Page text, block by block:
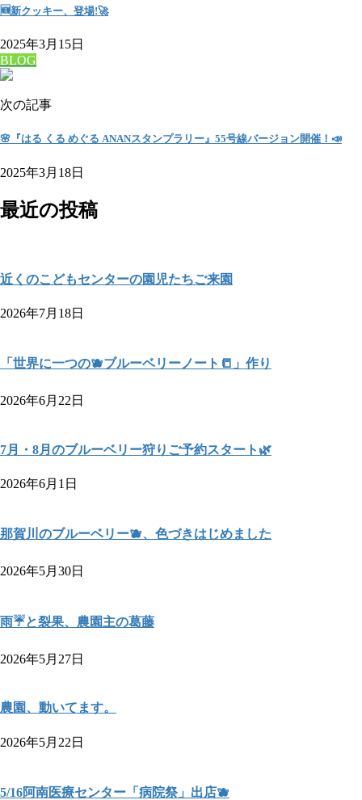
🆕新クッキー、登場!🚀
2025年3月15日
BLOG
次の記事
🌸『はる くる めぐる ANANスタンプラリー』55号線バージョン開催！📣
2025年3月18日
最近の投稿
近くのこどもセンターの園児たちご来園
2026年7月18日
「世界に一つの🫐ブルーベリーノート📒」作り
2026年6月22日
7月・8月のブルーベリー狩りご予約スタート🌿
2026年6月1日
那賀川のブルーベリー🫐、色づきはじめました
2026年5月30日
雨☔と裂果、農園主の葛藤
2026年5月27日
農園、動いてます。
2026年5月22日
5/16阿南医療センター「病院祭」出店🫐